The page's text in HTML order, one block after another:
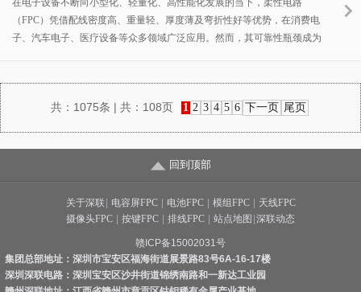
在电子设备不断向小型化、轻量化、高性能化发展的当下，柔性电路
（FPC）凭借配线密度高、重量轻、厚度薄及弯折性好等优势，在消费电
子、汽车电子、医疗设备等众多领域广泛应用。然而，其可靠性瓶颈成为
共： 1075条 | 共： 108页 1 2 3 4 5 6 下一页 尾页
回到顶部
关于深联 电容屏FPC 电池FPC 模组FPC
天线FPC
摄像头FPC
按键FPC 排线FPC 站点地图 深联动态
赣ICP备15002031号
集团总部地址：深圳市宝安区福海街道展景路83号6A-16-17楼
深圳深联电路：深圳宝安区沙井街道锦绣南路和一新达工业园